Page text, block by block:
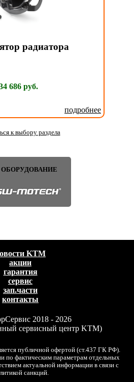
радиатора
686 руб.
подробнее
к выбору раздела
ОБОРУДОВАНИЕ
KTM
акции
гарантия
сервис
зап.части
контакты
2018 - 2026
сервисный центр KTM)
публичной офертой (ст.437 ГК РФ).
по фактическим параметрам отдельных
актуальной информации в связи с
санкций.